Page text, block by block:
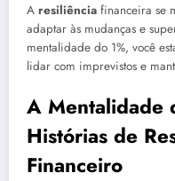
A resiliência financeira se
adaptar às mudanças e
mentalidade do 1%, você
lidar com imprevistos e
A Mentalidade
Histórias de
Financeiro